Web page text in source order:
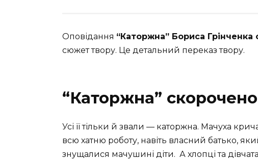
Оповідання “Каторжна” Бориса Грінченка
сюжет твору. Це детальний переказ твору.
“Каторжна”
Усі її тільки й звали — каторжна. Мачуха
всю хатню роботу, навіть власний батько,
знущалися мачушині діти. А хлопці та